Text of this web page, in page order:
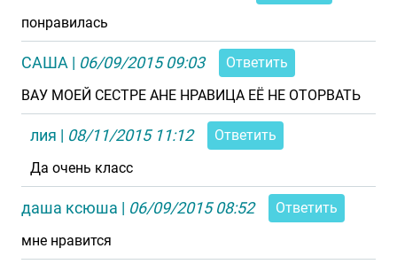
понравилась
САША | 06/09/2015 09:03
Ответить
ВАУ МОЕЙ СЕСТРЕ АНЕ НРАВИЦА ЕЁ НЕ ОТОРВАТЬ
лия | 08/11/2015 11:12
Ответить
Да очень класс
даша ксюша | 06/09/2015 08:52
Ответить
мне нравится